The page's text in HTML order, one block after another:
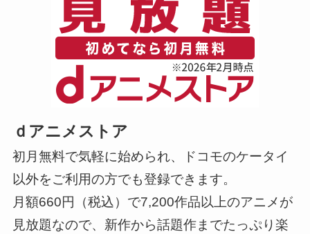
ｄアニメストア
初月無料で気軽に始められ、ドコモのケータイ
以外をご利用の方でも登録できます。
月額660円（税込）で7,200作品以上のアニメが
見放題なので、新作から話題作までたっぷり楽